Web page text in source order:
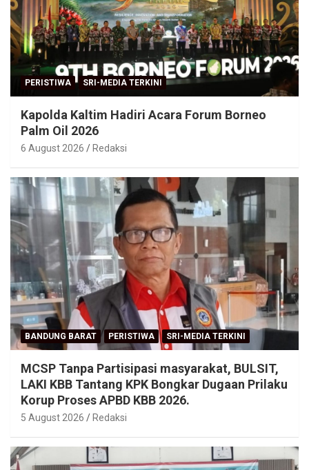
PERISTIWA SRI-MEDIA TERKINI
Kapolda Kaltim Hadiri Acara Forum Borneo
Palm Oil 2026
6 August 2026 Redaksi
BANDUNG BARAT PERISTIWA SRI-MEDIA TERKINI
MCSP Tanpa Partisipasi masyarakat, BULSIT,
LAKI KBB Tantang KPK Bongkar Dugaan Prilaku
Korup Proses APBD KBB 2026.
5 August 2026 Redaksi